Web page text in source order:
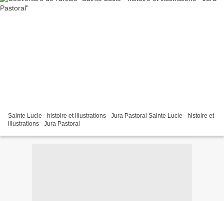
Sainte Lucie - histoire et illustrations - Jura Pastoral Sainte Lucie - histoire et
illustrations - Jura Pastoral